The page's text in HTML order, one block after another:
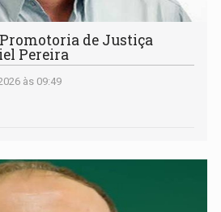
de Justiça
Pereira
às 09:49